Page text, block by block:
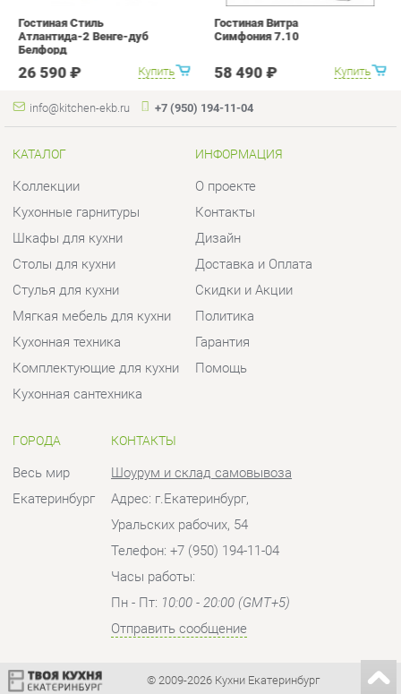
Коллекции
Кухонные гарнитуры
Кухонная техника
Комплектующие для кухни
Кухонная сантехника
О проекте
Контакты
Гарантия
Помощь
ГОРОДА
Весь мир
Екатеринбург
КОНТАКТЫ
Шоурум и склад самовывоза
Адрес: г.Екатеринбург,
Уральских рабочих, 54
Телефон: +7 (950) 194-11-04
Пн - Пт:10:00 - 20:00 (GMT+5)
Отправить сообщение
© 2009-2026 Кухни Екатеринбург